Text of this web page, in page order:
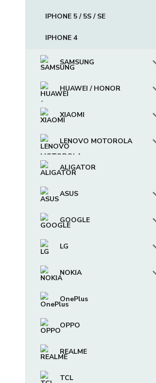
IPHONE 5 / 5S / SE
IPHONE 4
SAMSUNG
HUAWEI / HONOR
XIAOMI
LENOVO MOTOROLA
ALIGATOR
ASUS
GOOGLE
LG
NOKIA
OnePlus
OPPO
REALME
TCL